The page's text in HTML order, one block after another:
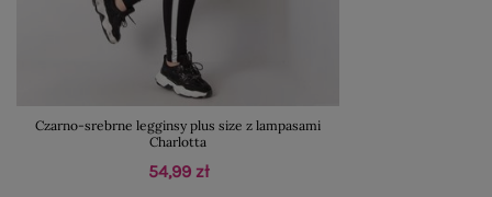
Czarno-srebrne legginsy plus size z lampasami
Charlotta
54,99 zł